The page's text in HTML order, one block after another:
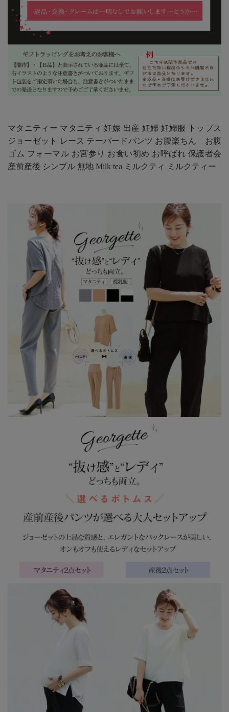
マタニティー マタニティ 妊娠 出産 妊婦 妊婦服 トップス
ジョーゼット レース テーパードパンツ お腹楽ちん お腹
ゴム フォーマル お宮参り お食い初め お呼ばれ 保護者会
産前産後 シンプル 無地 Milk tea ミルクティ ミルクティー